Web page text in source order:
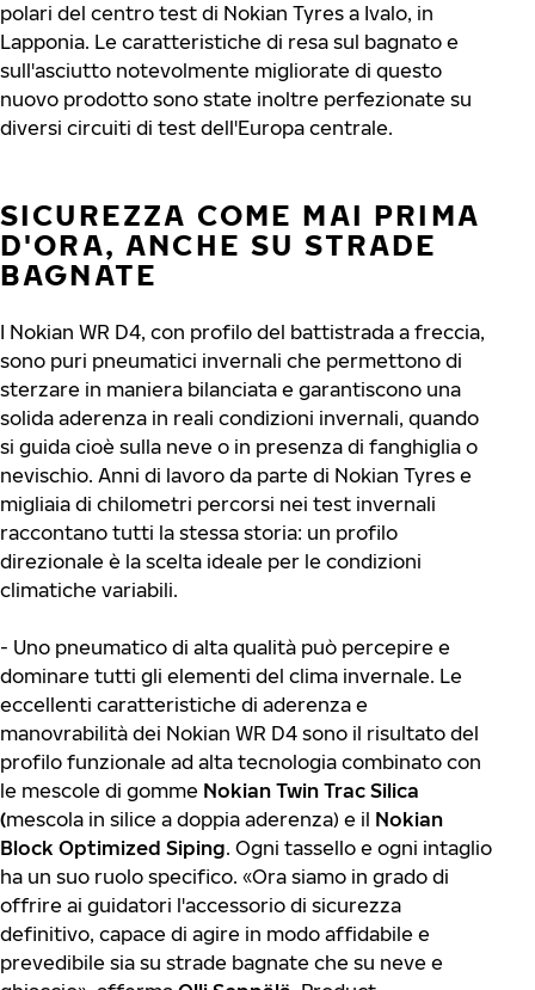
polari del centro test di Nokian Tyres a Ivalo, in
Lapponia. Le caratteristiche di resa sul bagnato e
sull'asciutto notevolmente migliorate di questo
nuovo prodotto sono state inoltre perfezionate su
diversi circuiti di test dell'Europa centrale.
SICUREZZA COME MAI PRIMA
D'ORA, ANCHE SU STRADE
BAGNATE
I Nokian WR D4, con profilo del battistrada a freccia,
sono puri pneumatici invernali che permettono di
sterzare in maniera bilanciata e garantiscono una
solida aderenza in reali condizioni invernali, quando
si guida cioè sulla neve o in presenza di fanghiglia o
nevischio. Anni di lavoro da parte di Nokian Tyres e
migliaia di chilometri percorsi nei test invernali
raccontano tutti la stessa storia: un profilo
direzionale è la scelta ideale per le condizioni
climatiche variabili.
- Uno pneumatico di alta qualità può percepire e
dominare tutti gli elementi del clima invernale. Le
eccellenti caratteristiche di aderenza e
manovrabilità dei Nokian WR D4 sono il risultato del
profilo funzionale ad alta tecnologia combinato con
le mescole di gomme Nokian Twin Trac Silica
(mescola in silice a doppia aderenza) e il Nokian
Block Optimized Siping. Ogni tassello e ogni intaglio
ha un suo ruolo specifico. «Ora siamo in grado di
offrire ai guidatori l'accessorio di sicurezza
definitivo, capace di agire in modo affidabile e
prevedibile sia su strade bagnate che su neve e